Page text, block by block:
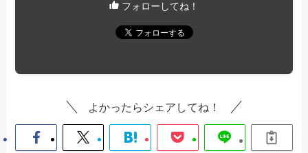
フォローしてね！
よかったらシェアしてね！